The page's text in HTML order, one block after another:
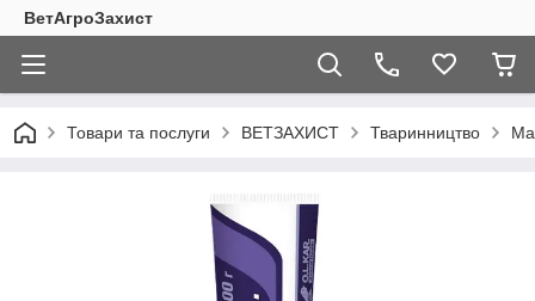
ВетАгроЗахист
Товари та послуги ВЕТЗАХИСТ Тваринництво